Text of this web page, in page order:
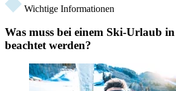
Wichtige Informationen
Was muss bei einem Ski-Urlaub
beachtet werden?